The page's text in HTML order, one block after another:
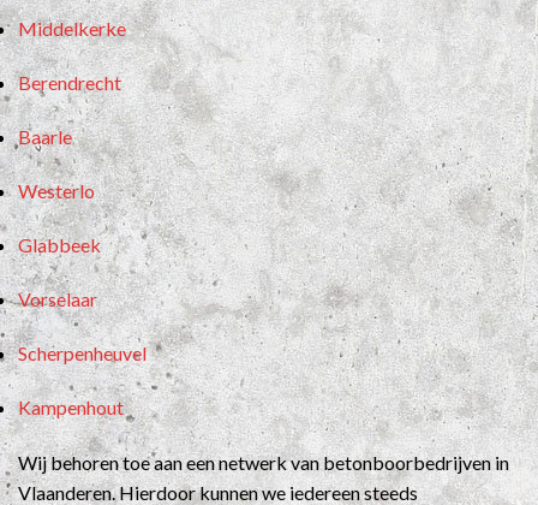
Middelkerke
Berendrecht
Baarle
Westerlo
Glabbeek
Vorselaar
Scherpenheuvel
Kampenhout
Wij behoren toe aan een netwerk van betonboorbedrijven in
Vlaanderen. Hierdoor kunnen we iedereen steeds